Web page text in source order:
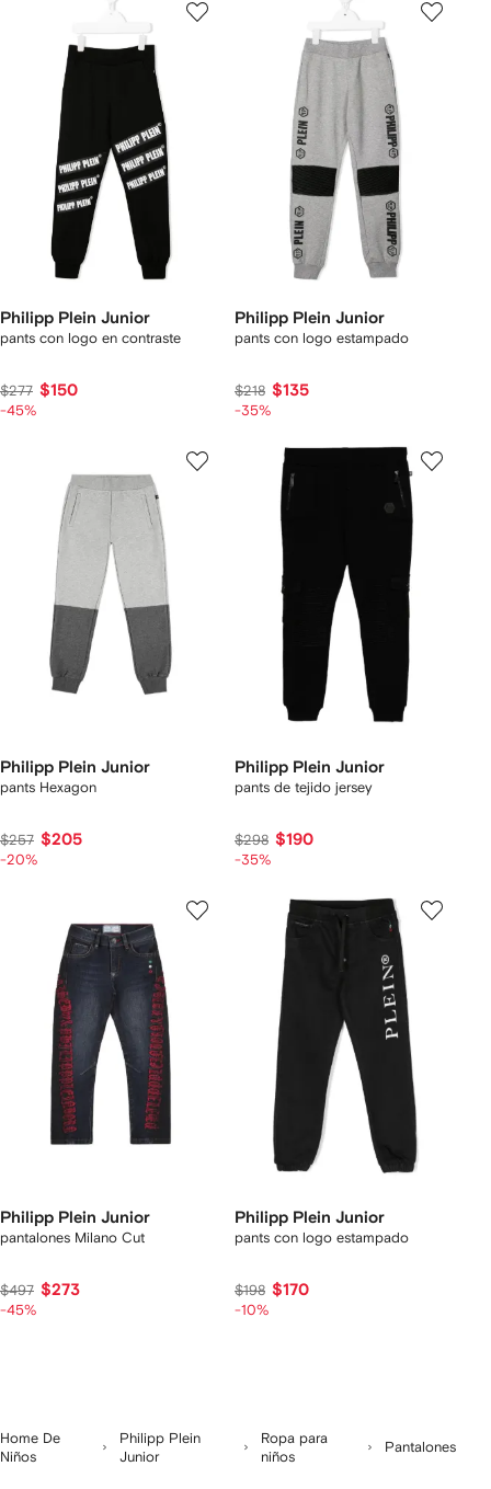
Philipp Plein Junior
pants con logo en contraste
$277 $150
-45%
Philipp Plein Junior
pants con logo estampado
$218 $135
-35%
Philipp Plein Junior
pants Hexagon
$257 $205
-20%
Philipp Plein Junior
pants de tejido jersey
$298 $190
-35%
Philipp Plein Junior
pantalones Milano Cut
$497 $273
-45%
Philipp Plein Junior
pants con logo estampado
$198 $170
-10%
Home De
Niños
Philipp Plein
Junior
Ropa para
niños
Pantalones